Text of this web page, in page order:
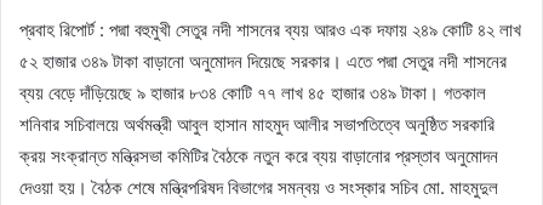
প্রবাহ রিপোর্ট : পদ্মা বহুমুখী সেতুর নদী শাসনের ব্যয় আরও এক দফায় ২৪৯ কোটি ৪২ লাখ
৫২ হাজার ৩৪৯ টাকা বাড়ানো অনুমোদন দিয়েছে সরকার। এতে পদ্মা সেতুর নদী শাসনের
ব্যয় বেড়ে দাঁড়িয়েছে ৯ হাজার ৮৩৪ কোটি ৭৭ লাখ ৪৫ হাজার ৩৪৯ টাকা। গতকাল
শনিবার সচিবালয়ে অর্থমন্ত্রী আবুল হাসান মাহমুদ আলীর সভাপতিত্বে অনুষ্ঠিত সরকারি
ক্রয় সংক্রান্ত মন্ত্রিসভা কমিটির বৈঠকে নতুন করে ব্যয় বাড়ানোর প্রস্তাব অনুমোদন
দেওয়া হয়। বৈঠক শেষে মন্ত্রিপরিষদ বিভাগের সমন্বয় ও সংস্কার সচিব মো. মাহমুদুল